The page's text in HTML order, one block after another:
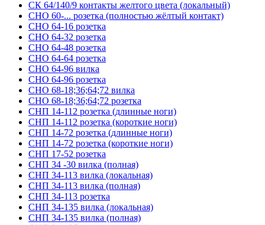
СК 64/140/9 контакты желтого цвета (локальный)
СНО 60-... розетка (полностью жёлтый контакт)
СНО 64-16 розетка
СНО 64-32 розетка
СНО 64-48 розетка
СНО 64-64 розетка
СНО 64-96 вилка
СНО 64-96 розетка
СНО 68-18;36;64;72 вилка
СНО 68-18;36;64;72 розетка
СНП 14-112 розетка (длинные ноги)
СНП 14-112 розетка (короткие ноги)
СНП 14-72 розетка (длинные ноги)
СНП 14-72 розетка (короткие ноги)
СНП 17-52 розетка
СНП 34 -30 вилка (полная)
СНП 34-113 вилка (локальная)
СНП 34-113 вилка (полная)
СНП 34-113 розетка
СНП 34-135 вилка (локальная)
СНП 34-135 вилка (полная)